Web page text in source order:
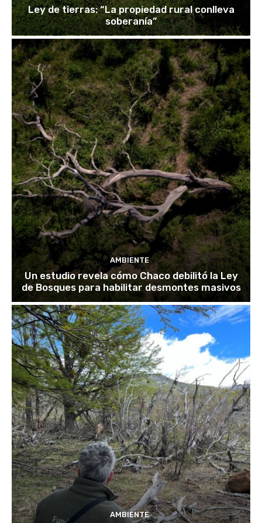
Ley de tierras: “La propiedad rural conlleva
soberanía”
AMBIENTE
Un estudio revela cómo Chaco debilitó la Ley
de Bosques para habilitar desmontes masivos
AMBIENTE